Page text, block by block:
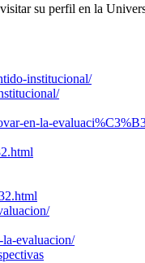
su perfil en la
institucional/
en-la-
evaluacion/